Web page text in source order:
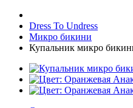
Dress To Undress
Микро бикини
Купальник микро